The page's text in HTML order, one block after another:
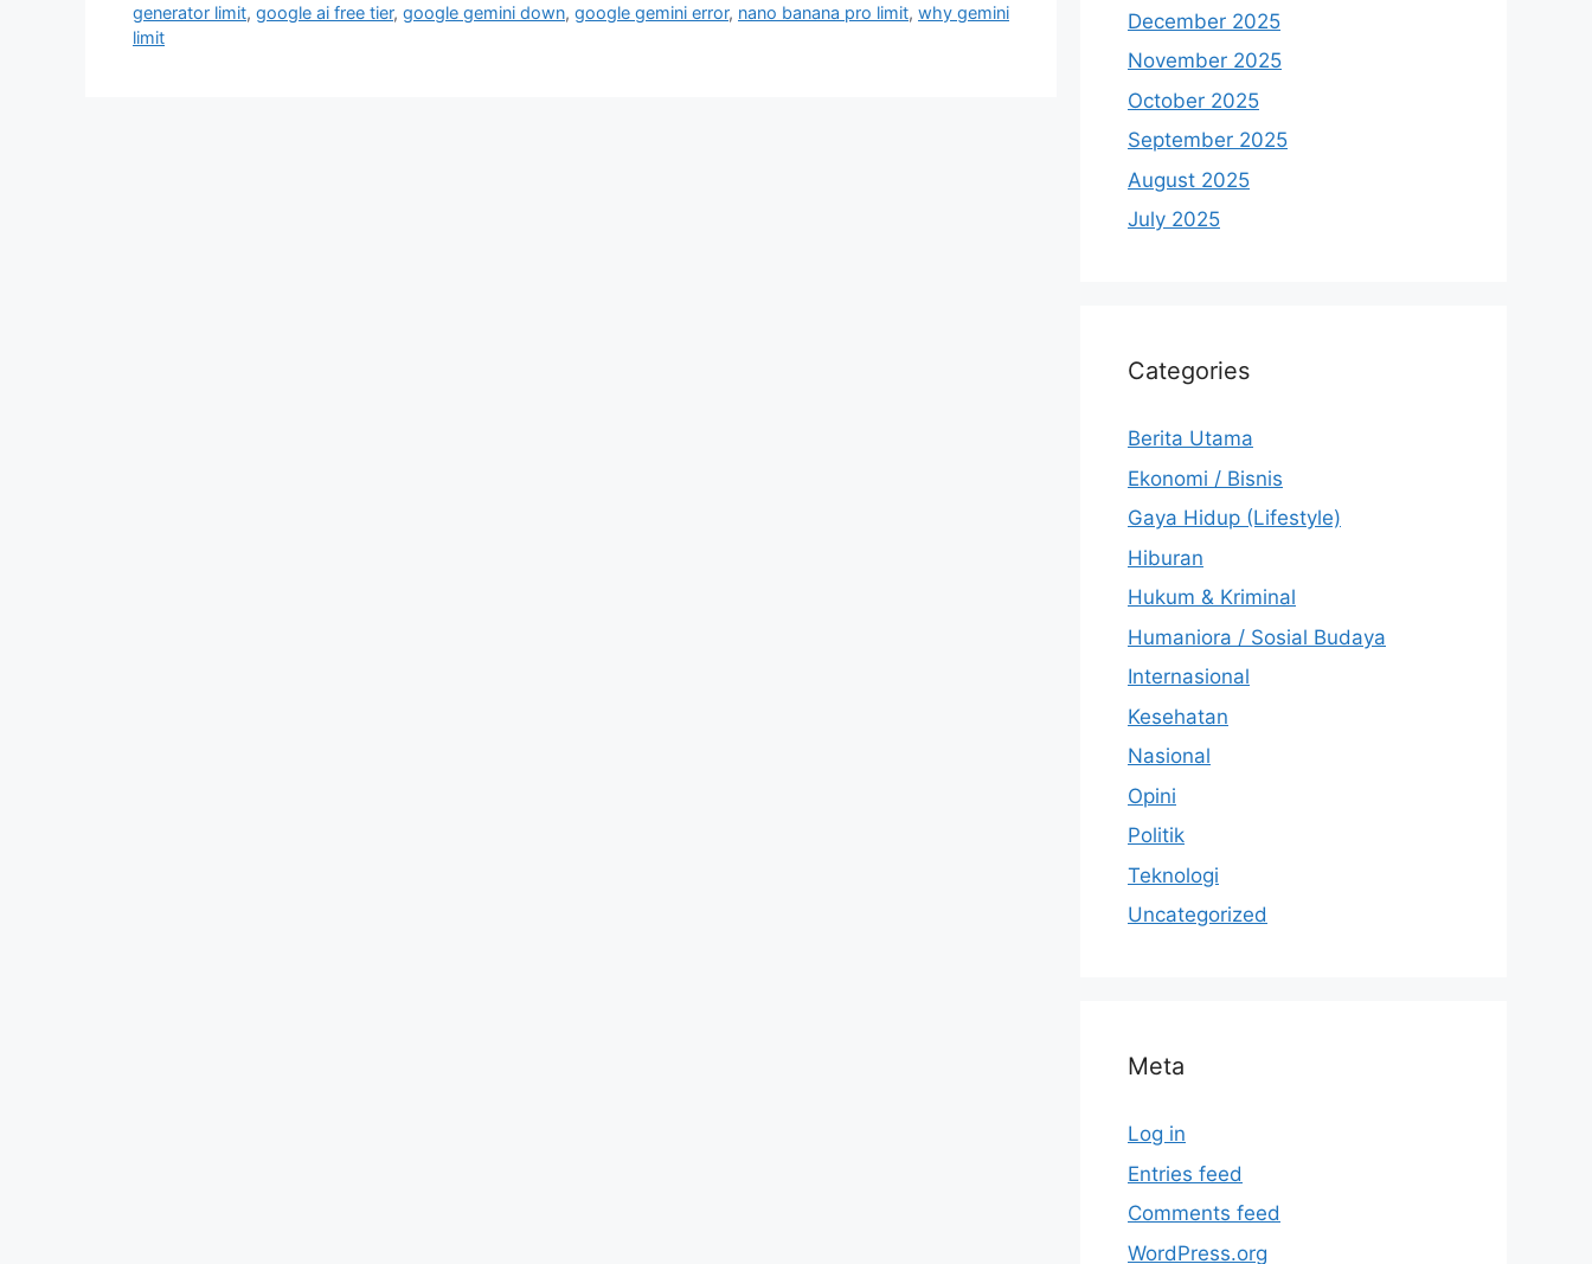
t
e
a
g
generator limit, google ai free tier, google gemini down, google gemini error, nano banana pro limit, why gemini
limit
December 2025
November 2025
October 2025
September 2025
August 2025
July 2025
Categories
Berita Utama
Ekonomi / Bisnis
Gaya Hidup (Lifestyle)
Hiburan
Hukum & Kriminal
Humaniora / Sosial Budaya
Internasional
Kesehatan
Nasional
Opini
Politik
Teknologi
Uncategorized
Meta
Log in
Entries feed
Comments feed
WordPress.org